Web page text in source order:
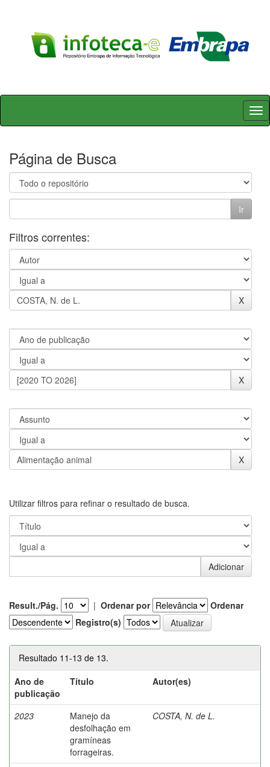
Skip
Página de Busca
Filtros correntes:
Utilizar filtros para refinar o resultado de busca.
Result./Pág. | Ordenar por
Ordenar
Registro(s)
Resultado 11-13 de 13.
Ano de
publicação
Título Autor(es)
2023
Manejo da
desfolhação em
gramíneas
forrageiras.
COSTA, N. de L.